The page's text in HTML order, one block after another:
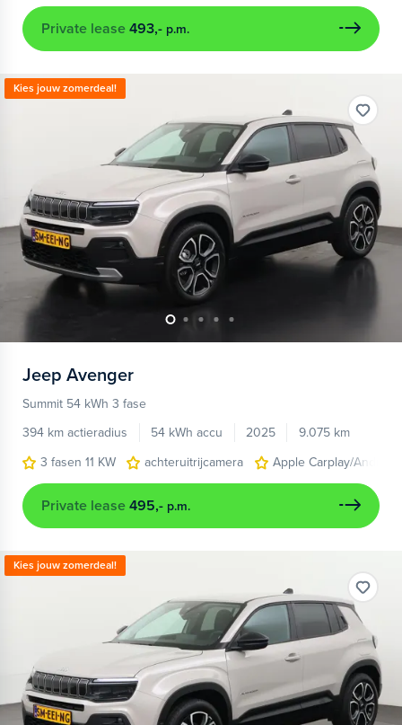
Private lease 493,- p.m.
Kies jouw zomerdeal!
Jeep Avenger
Summit 54 kWh 3 fase
394 km actieradius
54 kWh accu 2025
9.075 km
3 fasen 11 KW
achteruitrijcamera Apple Carplay/Android
Private lease 495,- p.m.
Kies jouw zomerdeal!